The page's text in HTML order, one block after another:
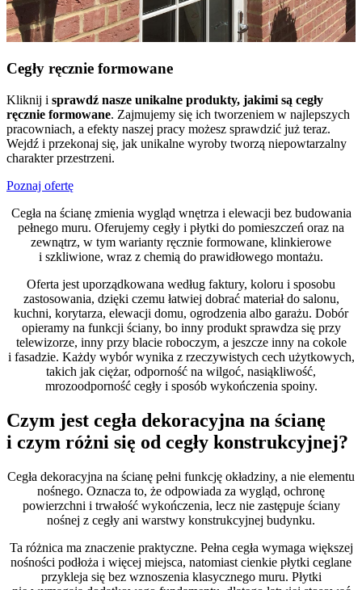
Cegły ręcznie formowane
Kliknij i sprawdź nasze unikalne produkty, jakimi są cegły
ręcznie formowane. Zajmujemy się ich tworzeniem w najlepszych
pracowniach, a efekty naszej pracy możesz sprawdzić już teraz.
Wejdź i przekonaj się, jak unikalne wyroby tworzą niepowtarzalny
charakter przestrzeni.
Poznaj ofertę
Cegła na ścianę zmienia wygląd wnętrza i elewacji bez budowania
pełnego muru. Oferujemy cegły i płytki do pomieszczeń oraz na
zewnątrz, w tym warianty ręcznie formowane, klinkierowe
i szkliwione, wraz z chemią do prawidłowego montażu.
Oferta jest uporządkowana według faktury, koloru i sposobu
zastosowania, dzięki czemu łatwiej dobrać materiał do salonu,
kuchni, korytarza, elewacji domu, ogrodzenia albo garażu. Dobór
opieramy na funkcji ściany, bo inny produkt sprawdza się przy
telewizorze, inny przy blacie roboczym, a jeszcze inny na cokole
i fasadzie. Każdy wybór wynika z rzeczywistych cech użytkowych,
takich jak ciężar, odporność na wilgoć, nasiąkliwość,
mrozoodporność cegły i sposób wykończenia spoiny.
Czym jest cegła dekoracyjna na ścianę
i czym różni się od cegły konstrukcyjnej?
Cegła dekoracyjna na ścianę pełni funkcję okładziny, a nie elementu
nośnego. Oznacza to, że odpowiada za wygląd, ochronę
powierzchni i trwałość wykończenia, lecz nie zastępuje ściany
nośnej z cegły ani warstwy konstrukcyjnej budynku.
Ta różnica ma znaczenie praktyczne. Pełna cegła wymaga większej
nośności podłoża i więcej miejsca, natomiast cienkie płytki ceglane
przykleja się bez wznoszenia klasycznego muru. Płytki